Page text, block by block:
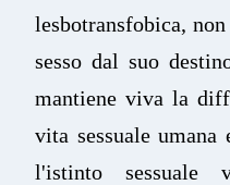
lesbotransfobica,
sesso dal suo
mantiene viva la
vita sessuale
l'istinto sessuale